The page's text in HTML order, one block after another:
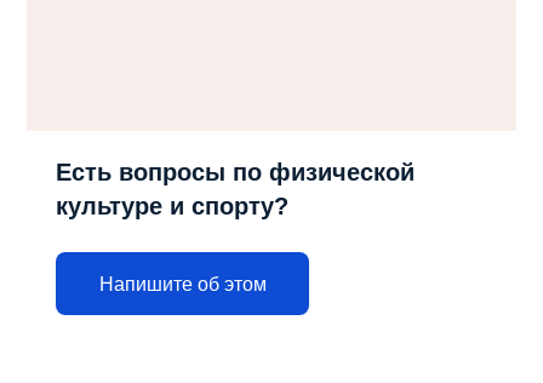
Есть вопросы по физической
культуре и спорту?
Напишите об этом